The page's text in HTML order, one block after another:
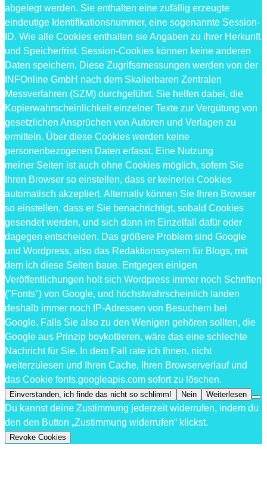
abgelegt werden. Sie enthalten eine zufällig erzeugte
eindeutige Identifikationsnummer, eine sogenannte Session-
ID. Wie alle Cookies enthalten sie Angaben zu ihrer Herkunft
und Speicherfrist. Session-Cookies können keine anderen
Daten speichern. Diese Zugrifssmessungen werden von der
INFOnline GmbH nach dem Skalierbaren Zentralen
Messverfahren (SZM) durchgeführt. Sie helfen dabei, die
Kopierwahrscheinlichkeit einzelner Texte zur Vergütung von
gesetzlichen Ansprüchen von Autoren und Verlagen zu
ermitteln. Über diese Cookies werden keine
personenbezogenen Daten erfasst. Eine Nutzung
meiner Seiten ist auch ohne Cookies möglich, sofern Sie
Ihren Browser so einstellen, dass er keinerlei Cookies
automatisch akzeptiert. Alternativ können Sie Ihren Browser
so einstellen, dass er Sie benachrichtigt, sobald Cookies
gesendet werden, und sich dann im Einzelfall dafür oder
dagegen entscheiden. Das größere Problem sind Google
und Wordpress, also das Redaktionssystem für Blogs, mit
dem ich diese Seiten baue. Entgegen einigen
Veröffentlichungen holt sich Wordpress immer noch Schriften
("Fonts") von Google, und höchstwahrscheinlich landen
deshalb immer noch IP-Adressen von Besuchern bei
Google. Falls Sie also zu den Wenigen gehören sollten, die
Google aus Prinzip boykottieren, wäre das eine schlechte
Nachricht für Sie. In dem Fall rate ich Ihnen, nicht
weiterzulesen und Ihren Cache, Ihren Browserverlauf und
das Cookie fonts.googleapis.com sofort zu löschen.
Einverstanden, ich finde das nicht so schlimm! Nein Weiterlesen
Du kannst deine Zustimmung jederzeit widerrufen, indem du
den den Button „Zustimmung widerrufen“ klickst.
Revoke Cookies